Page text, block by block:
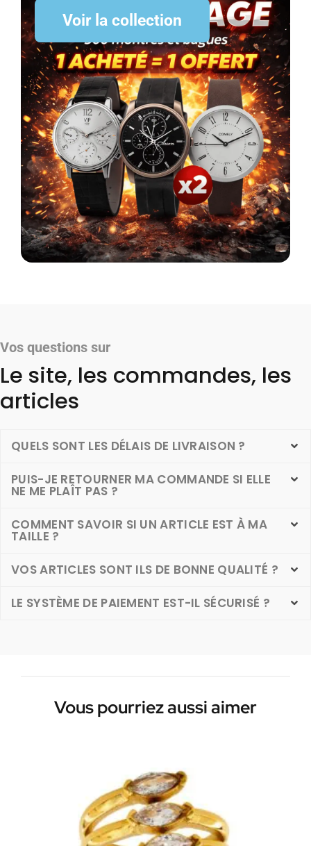
Voir la collection
Vos questions sur
Le site, les commandes, les
articles
QUELS SONT LES DÉLAIS DE LIVRAISON ?
PUIS-JE RETOURNER MA COMMANDE SI ELLE
NE ME PLAÎT PAS ?
COMMENT SAVOIR SI UN ARTICLE EST À MA
TAILLE ?
VOS ARTICLES SONT ILS DE BONNE QUALITÉ ?
LE SYSTÈME DE PAIEMENT EST-IL SÉCURISÉ ?
Vous pourriez aussi aimer